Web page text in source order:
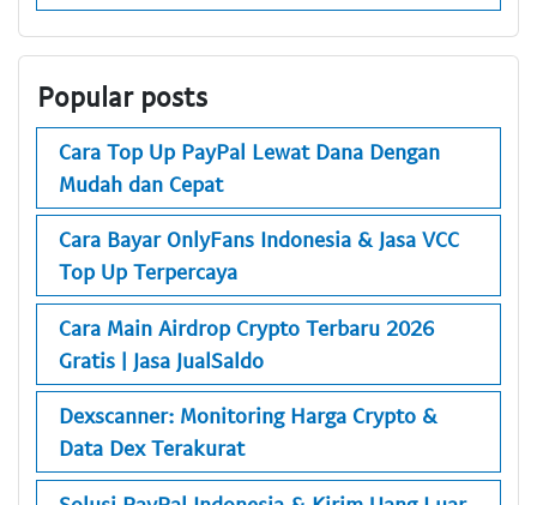
Popular posts
Cara Top Up PayPal Lewat Dana Dengan
Mudah dan Cepat
Cara Bayar OnlyFans Indonesia & Jasa VCC
Top Up Terpercaya
Cara Main Airdrop Crypto Terbaru 2026
Gratis | Jasa JualSaldo
Dexscanner: Monitoring Harga Crypto &
Data Dex Terakurat